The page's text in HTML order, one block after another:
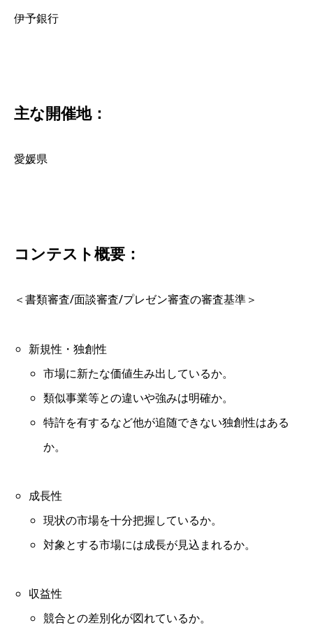
伊予銀行
主な開催地：
愛媛県
コンテスト概要：
＜書類審査/面談審査/プレゼン審査の審査基準＞
新規性・独創性
市場に新たな価値生み出しているか。
類似事業等との違いや強みは明確か。
特許を有するなど他が追随できない独創性はある
か。
成長性
現状の市場を十分把握しているか。
対象とする市場には成長が見込まれるか。
収益性
競合との差別化が図れているか。